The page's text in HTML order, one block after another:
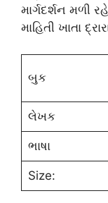
માર્ગદર્શન મળી
માહિતી ખાતા
બુક
લેખક
ભાષા
Size: